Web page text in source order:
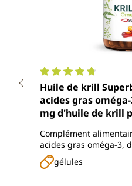
Note moyenne de
Huile de krill
acides gras oméga-
mg d'huile de krill
de gel dur
exceptionnelle
Complément
acides gras oméga-3,
de l'astaxanthine -
arômesgélules